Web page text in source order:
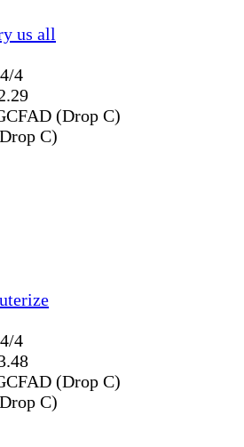
us all
4/4
(Drop C)
C)
4/4
(Drop C)
C)